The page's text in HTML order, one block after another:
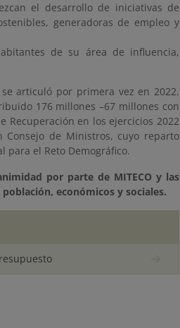
el desarrollo de iniciativas de
generadoras de empleo y
de su área de influencia,
articuló por primera vez en 2022.
176 millones –67 millones con
Recuperación en los ejercicios 2022
de Ministros, cuyo reparto
para el Reto Demográfico.
por parte de MITECO y las
económicos y sociales.